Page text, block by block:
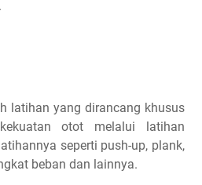
latihan yang dirancang khusus
otot melalui latihan
seperti push-up, plank,
beban dan lainnya.